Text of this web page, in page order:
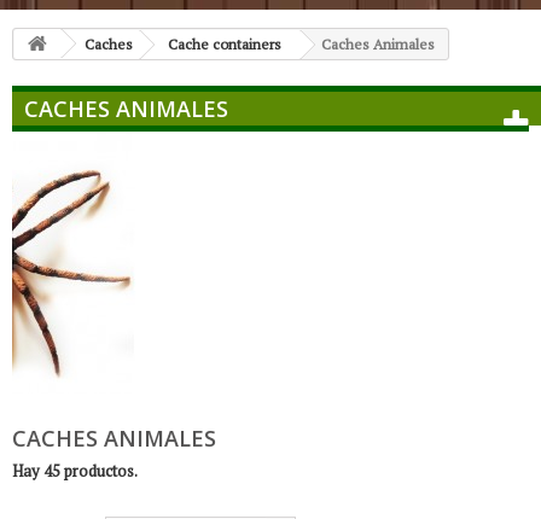
Caches Cache containers Caches Animales
CACHES ANIMALES
CACHES ANIMALES
Hay 45 productos.